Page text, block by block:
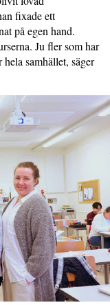
fixade ett
på egen hand.
Ju fler som har
samhället, säger